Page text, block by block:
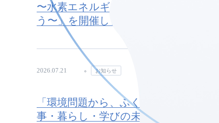
〜水素エネルギーを体験しよ
う〜」を開催しました
2026.07.21 お知らせ
「環境問題から、ふくしまの仕
事・暮らし・学びの未来を共に